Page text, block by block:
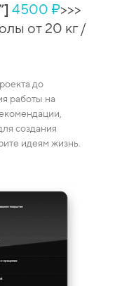
4500 ₽>>>
от 20 кг /
до
работы на
создания
идеям жизнь.